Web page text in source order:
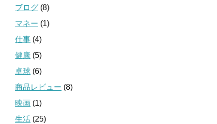
ブログ (8)
マネー (1)
仕事 (4)
健康 (5)
卓球 (6)
商品レビュー (8)
映画 (1)
生活 (25)